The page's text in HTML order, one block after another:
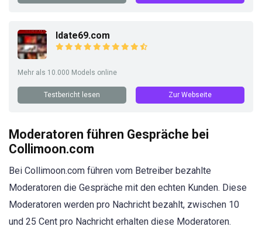
Idate69.com
Mehr als 10.000 Models online
Testbericht lesen Zur Webseite
Moderatoren führen Gespräche bei
Collimoon.com
Bei Collimoon.com führen vom Betreiber bezahlte
Moderatoren die Gespräche mit den echten Kunden. Diese
Moderatoren werden pro Nachricht bezahlt, zwischen 10
und 25 Cent pro Nachricht erhalten diese Moderatoren.